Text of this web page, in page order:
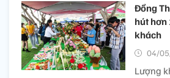
Đồng
hút hơn
khách
04/
Lượng